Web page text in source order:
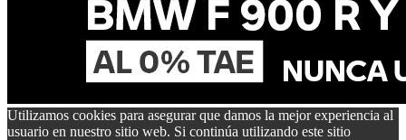
Utilizamos cookies para asegurar que damos la mejor experiencia al
usuario en nuestro sitio web. Si continúa utilizando este sitio